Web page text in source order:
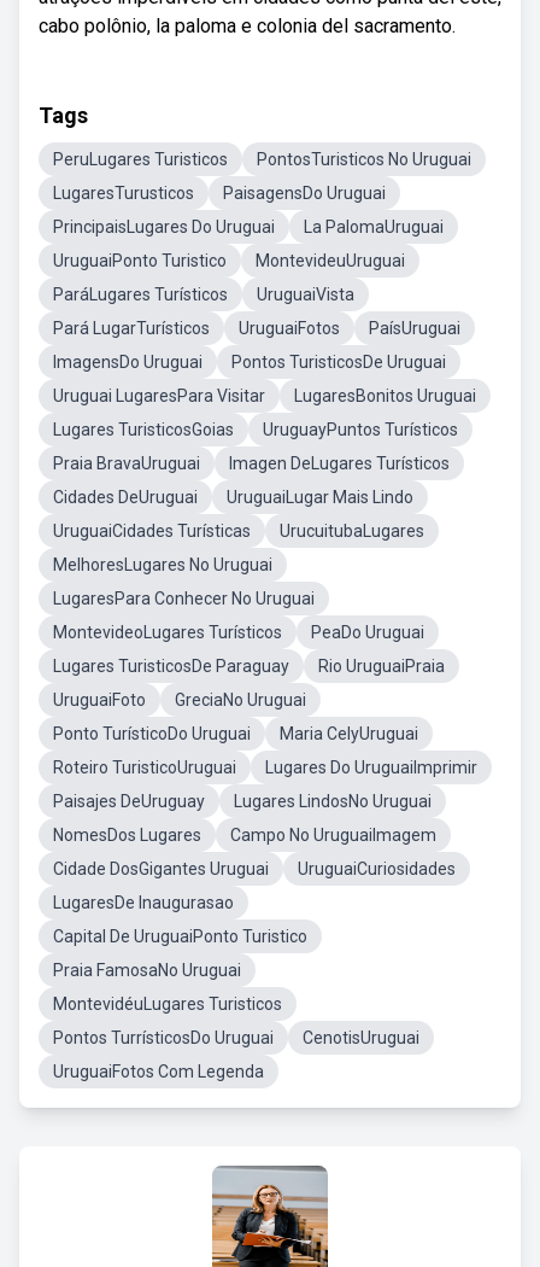
cabo polônio, la paloma e colonia del sacramento.
Tags
PeruLugares Turisticos
PontosTuristicos No Uruguai
LugaresTurusticos
PaisagensDo Uruguai
PrincipaisLugares Do Uruguai
La PalomaUruguai
UruguaiPonto Turistico
MontevideuUruguai
ParáLugares Turísticos
UruguaiVista
Pará LugarTurísticos
UruguaiFotos
PaísUruguai
ImagensDo Uruguai
Pontos TuristicosDe Uruguai
Uruguai LugaresPara Visitar
LugaresBonitos Uruguai
Lugares TuristicosGoias
UruguayPuntos Turísticos
Praia BravaUruguai
Imagen DeLugares Turísticos
Cidades DeUruguai
UruguaiLugar Mais Lindo
UruguaiCidades Turísticas
UrucuitubaLugares
MelhoresLugares No Uruguai
LugaresPara Conhecer No Uruguai
MontevideoLugares Turísticos
PeaDo Uruguai
Lugares TuristicosDe Paraguay
Rio UruguaiPraia
UruguaiFoto
GreciaNo Uruguai
Ponto TurísticoDo Uruguai
Maria CelyUruguai
Roteiro TuristicoUruguai
Lugares Do UruguaiImprimir
Paisajes DeUruguay
Lugares LindosNo Uruguai
NomesDos Lugares
Campo No UruguaiImagem
Cidade DosGigantes Uruguai
UruguaiCuriosidades
LugaresDe Inaugurasao
Capital De UruguaiPonto Turistico
Praia FamosaNo Uruguai
MontevidéuLugares Turisticos
Pontos TurrísticosDo Uruguai
CenotisUruguai
UruguaiFotos Com Legenda